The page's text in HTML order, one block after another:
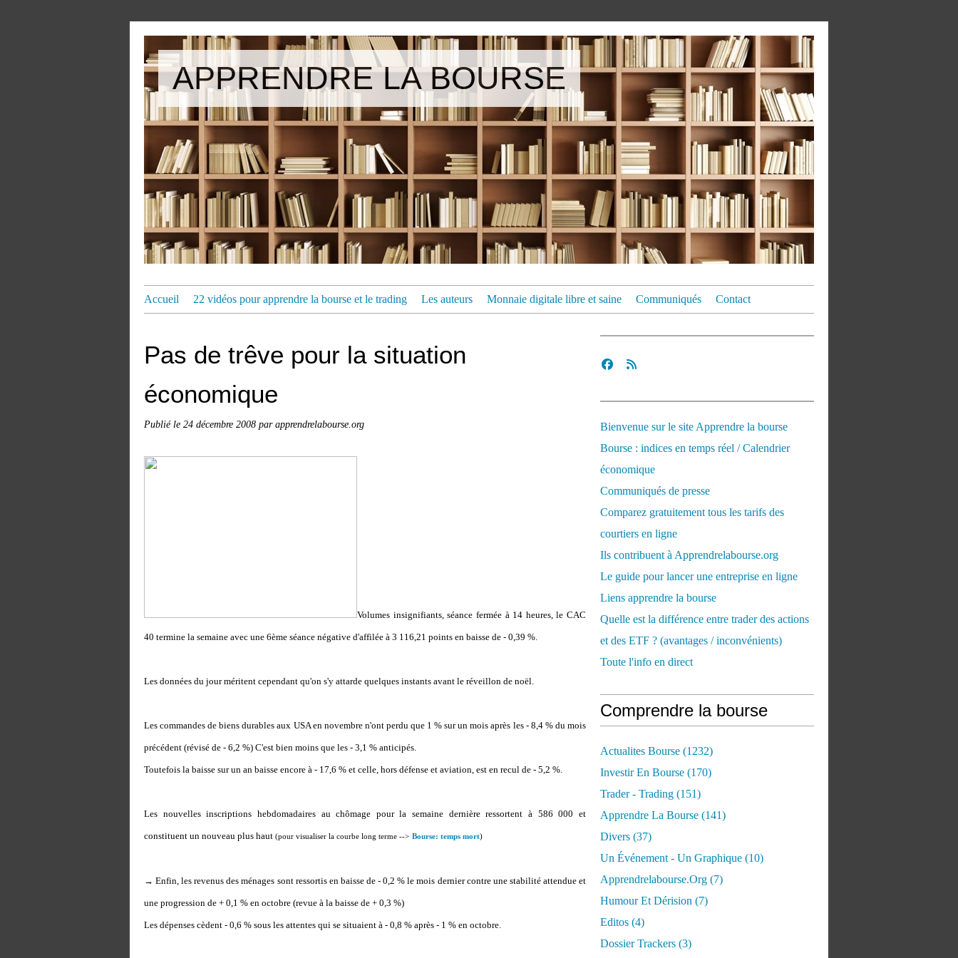
APPRENDRE LA BOURSE
Accueil 22 vidéos pour apprendre la bourse et le trading Les auteurs Monnaie digitale libre et saine Communiqués Contact
Pas de trêve pour la situation
économique
Publié le 24 décembre 2008 par apprendrelabourse.org
Volumes insignifiants, séance fermée à 14 heures, le CAC
40 termine la semaine avec une 6ème séance négative d'affilée à 3 116,21 points en baisse de - 0,39 %.
Les données du jour méritent cependant qu'on s'y attarde quelques instants avant le réveillon de noël.
Les commandes de biens durables aux USA en novembre n'ont perdu que 1 % sur un mois après les - 8,4 % du mois
précédent (révisé de - 6,2 %) C'est bien moins que les - 3,1 % anticipés.
Toutefois la baisse sur un an baisse encore à - 17,6 % et celle, hors défense et aviation, est en recul de - 5,2 %.
Les nouvelles inscriptions hebdomadaires au chômage pour la semaine dernière ressortent à 586 000 et
constituent un nouveau plus haut (pour visualiser la courbe long terme --> Bourse: temps mort)
→ Enfin, les revenus des ménages sont ressortis en baisse de - 0,2 % le mois dernier contre une stabilité attendue et
une progression de + 0,1 % en octobre (revue à la baisse de + 0,3 %)
Les dépenses cèdent - 0,6 % sous les attentes qui se situaient à - 0,8 % après - 1 % en octobre.
Bienvenue sur le site Apprendre la bourse
Bourse : indices en temps réel / Calendrier
économique
Communiqués de presse
Comparez gratuitement tous les tarifs des
courtiers en ligne
Ils contribuent à Apprendrelabourse.org
Le guide pour lancer une entreprise en ligne
Liens apprendre la bourse
Quelle est la différence entre trader des actions
et des ETF ? (avantages / inconvénients)
Toute l'info en direct
Comprendre la bourse
Actualites Bourse (1232)
Investir En Bourse (170)
Trader - Trading (151)
Apprendre La Bourse (141)
Divers (37)
Un Événement - Un Graphique (10)
Apprendrelabourse.org (7)
Humour Et Dérision (7)
Editos (4)
Dossier Trackers (3)